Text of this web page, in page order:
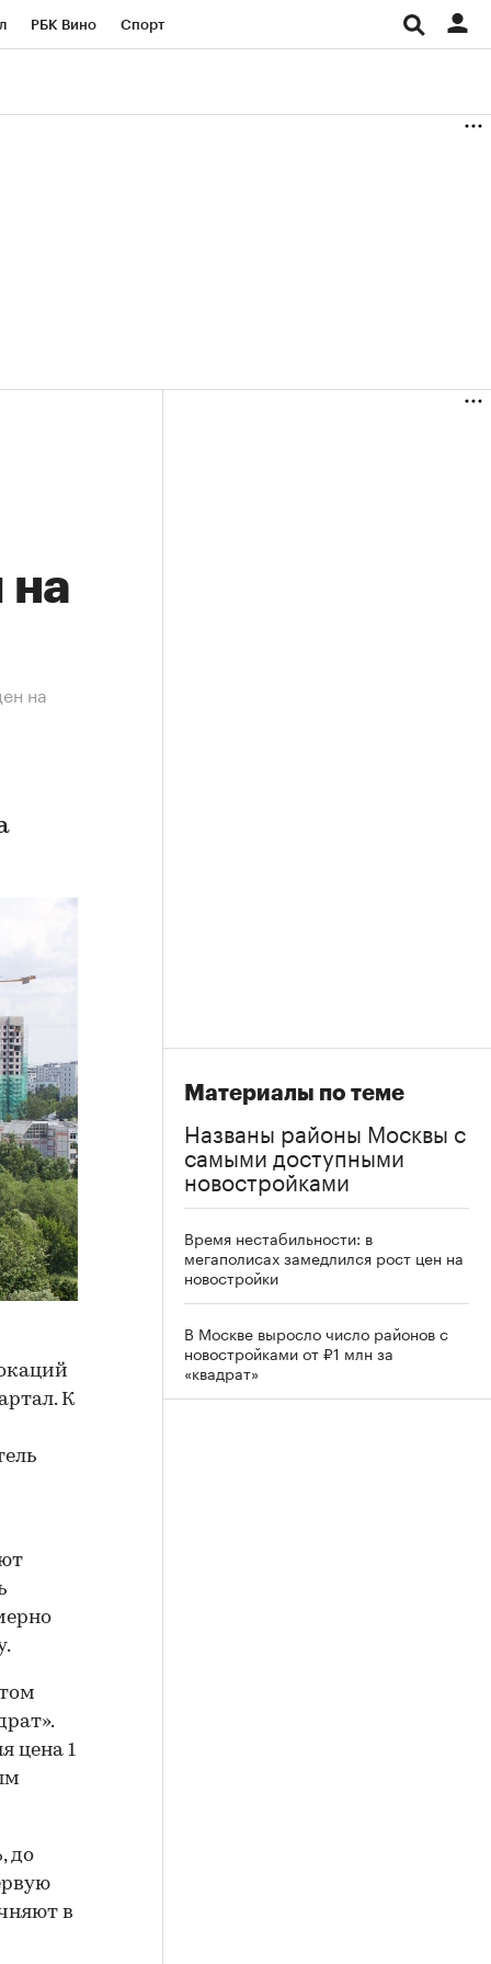
РБК Вино Спорт
на
на
К
цена 1
до
в
Материалы по теме
Названы районы Москвы с
самыми доступными
новостройками
Время нестабильности: в
мегаполисах замедлился рост цен на
новостройки
В Москве выросло число районов с
новостройками от ₽1 млн за
«квадрат»